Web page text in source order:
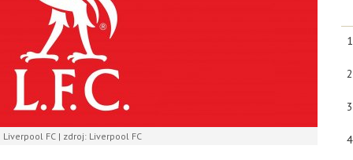
Liverpool FC | zdroj: Liverpool FC